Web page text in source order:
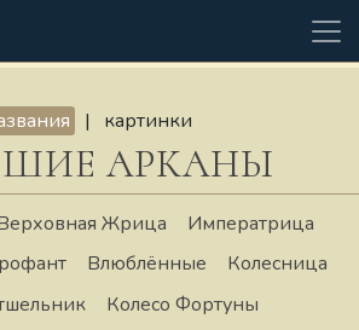
| картинки
АРКАНЫ
Жрица
Императрица
Влюблённые
Колесница
Колесо Фортуны